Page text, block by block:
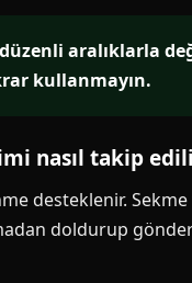
düzenli aralıklarla
kullanmayın.
nasıl takip
desteklenir.
doldurup